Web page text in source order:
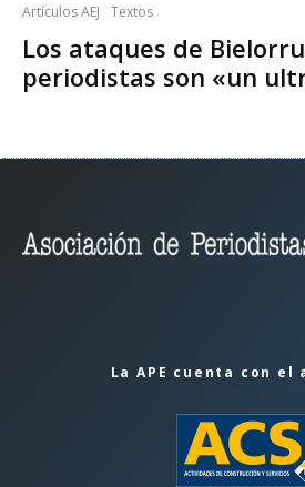
Artículos AEJ Textos
Los ataques de
periodistas son «un
La APE cuenta con el